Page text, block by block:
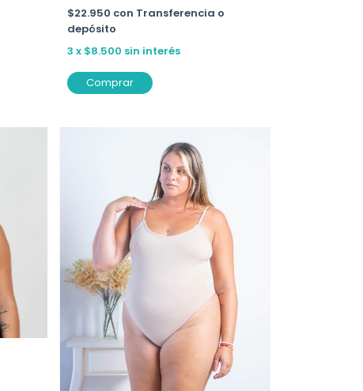
$22.950 con Transferencia o
depósito
3 x $8.500 sin interés
Comprar